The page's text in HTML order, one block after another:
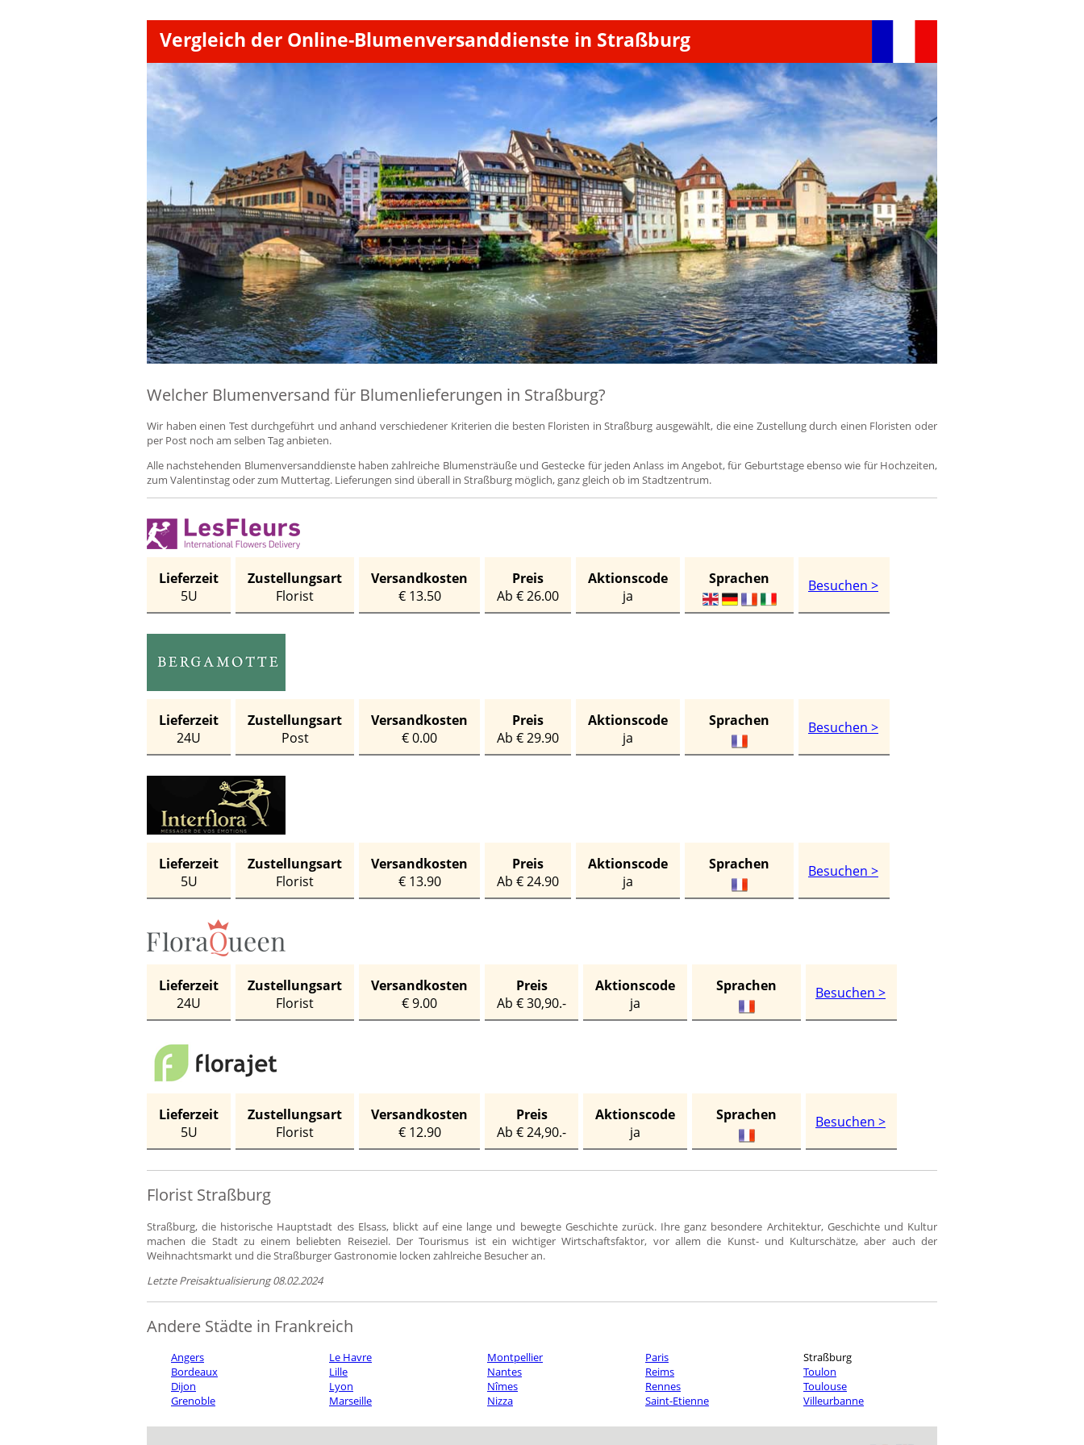
Vergleich der Online-Blumenversanddienste in Straßburg
Welcher Blumenversand für Blumenlieferungen in Straßburg?
Wir haben einen Test durchgeführt und anhand verschiedener Kriterien die besten Floristen in Straßburg ausgewählt, die eine Zustellung durch einen Floristen oder
per Post noch am selben Tag anbieten.
Alle nachstehenden Blumenversanddienste haben zahlreiche Blumensträuße und Gestecke für jeden Anlass im Angebot, für Geburtstage ebenso wie für Hochzeiten,
zum Valentinstag oder zum Muttertag. Lieferungen sind überall in Straßburg möglich, ganz gleich ob im Stadtzentrum.
Lieferzeit
5U
Zustellungsart
Florist
Versandkosten
€ 13.50
Preis
Ab € 26.00
Aktionscode
ja
Sprachen Besuchen >
Lieferzeit
24U
Zustellungsart
Post
Versandkosten
€ 0.00
Preis
Ab € 29.90
Aktionscode
ja
Sprachen Besuchen >
Lieferzeit
5U
Zustellungsart
Florist
Versandkosten
€ 13.90
Preis
Ab € 24.90
Aktionscode
ja
Sprachen Besuchen >
Lieferzeit
24U
Zustellungsart
Florist
Versandkosten
€ 9.00
Preis
Ab € 30,90.-
Aktionscode
ja
Sprachen Besuchen >
Lieferzeit
5U
Zustellungsart
Florist
Versandkosten
€ 12.90
Preis
Ab € 24,90.-
Aktionscode
ja
Sprachen Besuchen >
Florist Straßburg
Straßburg, die historische Hauptstadt des Elsass, blickt auf eine lange und bewegte Geschichte zurück. Ihre ganz besondere Architektur, Geschichte und Kultur
machen die Stadt zu einem beliebten Reiseziel. Der Tourismus ist ein wichtiger Wirtschaftsfaktor, vor allem die Kunst- und Kulturschätze, aber auch der
Weihnachtsmarkt und die Straßburger Gastronomie locken zahlreiche Besucher an.
Letzte Preisaktualisierung 08.02.2024
Andere Städte in Frankreich
Angers
Bordeaux
Dijon
Grenoble
Le Havre
Lille
Lyon
Marseille
Montpellier
Nantes
Nîmes
Nizza
Paris
Reims
Rennes
Saint-Etienne
Straßburg
Toulon
Toulouse
Villeurbanne